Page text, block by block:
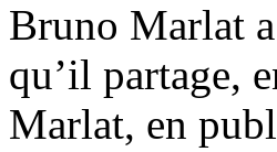
Bruno Marlat
qu’il partage,
Marlat, en